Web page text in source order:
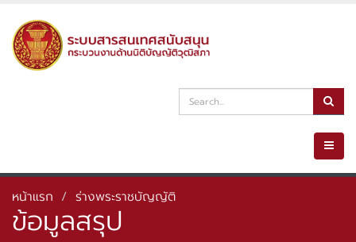
หน้าแรก ร่างพระราชบัญญัติ
ข้อมูลสรุป